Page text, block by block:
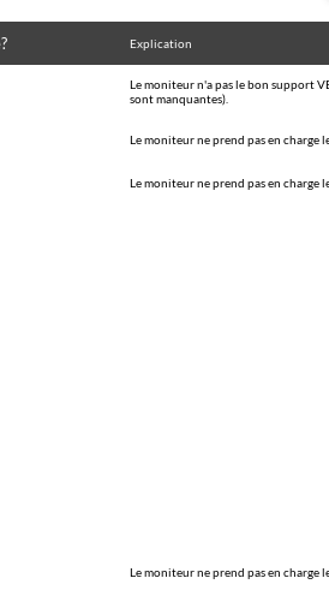
Explication
Le moniteur n'a pas le bon support
sont manquantes).
Le moniteur ne prend pas en charge
Le moniteur ne prend pas en charge
Le moniteur ne prend pas en charge